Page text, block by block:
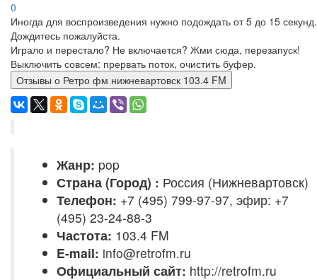
0
Иногда для воспроизведения нужно подождать от 5 до 15 секунд.
Дождитесь пожалуйста.
Играло и перестало? Не включается? Жми сюда, перезапуск!
Выключить совсем: прервать поток, очистить буфер.
Отзывы о Ретро фм нижневартовск 103.4 FM
Жанр: pop
Страна (Город) : Россия (Нижневартовск)
Телефон: +7 (495) 799-97-97, эфир: +7
(495) 23-24-88-3
Частота: 103.4 FM
E-mail: info@retrofm.ru
Официальный сайт: http://retrofm.ru